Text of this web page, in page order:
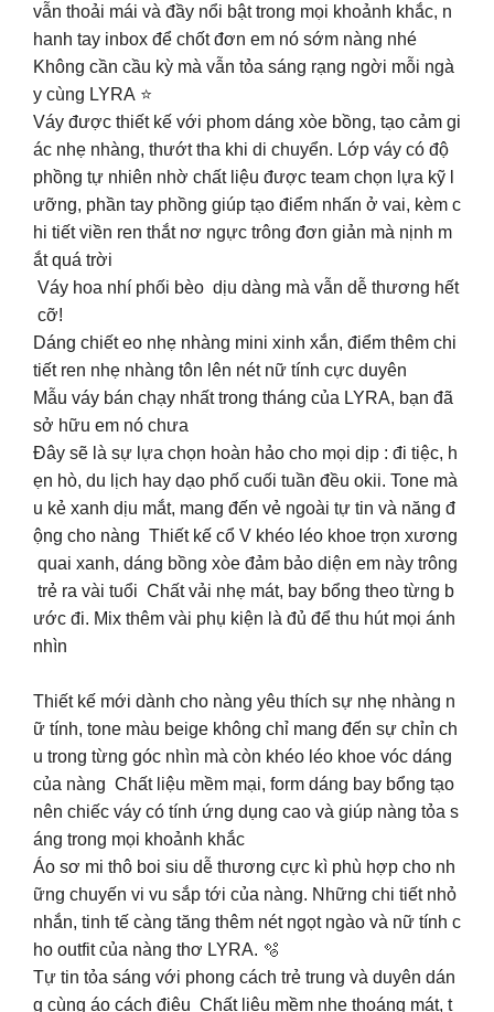
vẫn thoải mái và đầy nổi bật trong mọi khoảnh khắc, n
hanh tay inbox để chốt đơn em nó sớm nàng nhé
Không cần cầu kỳ mà vẫn tỏa sáng rạng ngời mỗi ngà
y cùng LYRA ⭐️
Váy được thiết kế với phom dáng xòe bồng, tạo cảm gi
ác nhẹ nhàng, thướt tha khi di chuyển. Lớp váy có độ
phồng tự nhiên nhờ chất liệu được team chọn lựa kỹ l
ưỡng, phần tay phồng giúp tạo điểm nhấn ở vai, kèm c
hi tiết viền ren thắt nơ ngực trông đơn giản mà nịnh m
ắt quá trời
Váy hoa nhí phối bèo dịu dàng mà vẫn dễ thương hết
cỡ!
Dáng chiết eo nhẹ nhàng mini xinh xắn, điểm thêm chi
tiết ren nhẹ nhàng tôn lên nét nữ tính cực duyên
Mẫu váy bán chạy nhất trong tháng của LYRA, bạn đã
sở hữu em nó chưa ️
Đây sẽ là sự lựa chọn hoàn hảo cho mọi dịp : đi tiệc, h
ẹn hò, du lịch hay dạo phố cuối tuần đều okii. Tone mà
u kẻ xanh dịu mắt, mang đến vẻ ngoài tự tin và năng đ
ộng cho nàng Thiết kế cổ V khéo léo khoe trọn xương
quai xanh, dáng bồng xòe đảm bảo diện em này trông
trẻ ra vài tuổi Chất vải nhẹ mát, bay bổng theo từng b
ước đi. Mix thêm vài phụ kiện là đủ để thu hút mọi ánh
nhìn
Thiết kế mới dành cho nàng yêu thích sự nhẹ nhàng n
ữ tính, tone màu beige không chỉ mang đến sự chỉn ch
u trong từng góc nhìn mà còn khéo léo khoe vóc dáng
của nàng Chất liệu mềm mại, form dáng bay bổng tạo
nên chiếc váy có tính ứng dụng cao và giúp nàng tỏa s
áng trong mọi khoảnh khắc
Áo sơ mi thô boi siu dễ thương cực kì phù hợp cho nh
ững chuyến vi vu sắp tới của nàng. Những chi tiết nhỏ
nhắn, tinh tế càng tăng thêm nét ngọt ngào và nữ tính c
ho outfit của nàng thơ LYRA. 🫧
Tự tin tỏa sáng với phong cách trẻ trung và duyên dán
g cùng áo cách điệu Chất liệu mềm nhẹ thoáng mát, t